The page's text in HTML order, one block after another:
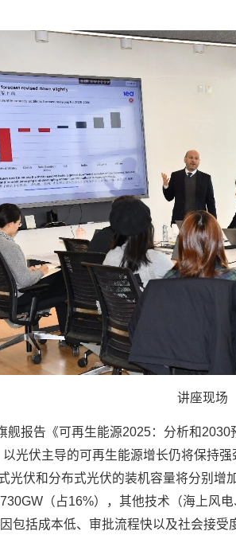
讲座现场
舰报告《可再生能源2025：分析和
光伏主导的可再生能源增长仍将保持
光伏和分布式光伏的装机容量将分别增
（占16%），其他技术（海上风
包括成本低、审批流程快以及社会接